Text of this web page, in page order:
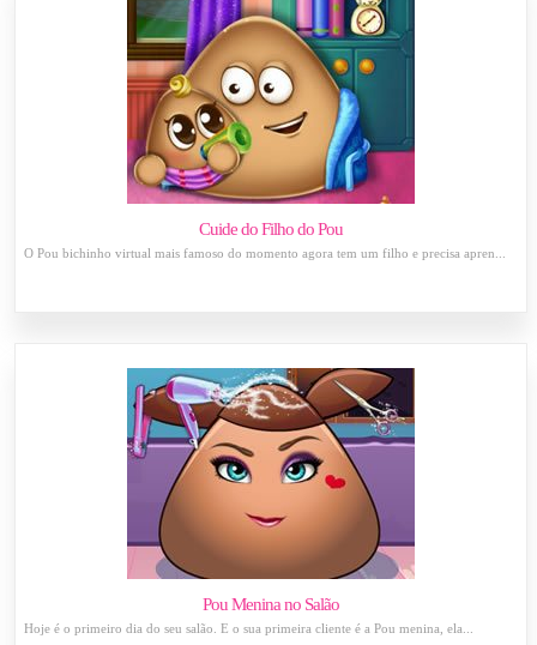
Cuide do Filho do Pou
O Pou bichinho virtual mais famoso do momento agora tem um filho e precisa apren...
Pou Menina no Salão
Hoje é o primeiro dia do seu salão. E o sua primeira cliente é a Pou menina, ela...